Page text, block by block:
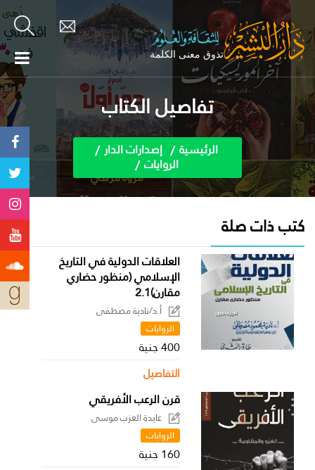
تفاصيل الكتاب
الرئيسية إصدارات الدار
الروايات
كتب ذات صلة
العلاقات الدولية في التاريخ
الإسلامي (منظور حضاري
مقارن)2.1
أ.د/نادية مصطفى
الروايات
400 جنية
التفاصيل
قرن الرعب الأفريقي
عايدة العزب موسى
الروايات
160 جنية